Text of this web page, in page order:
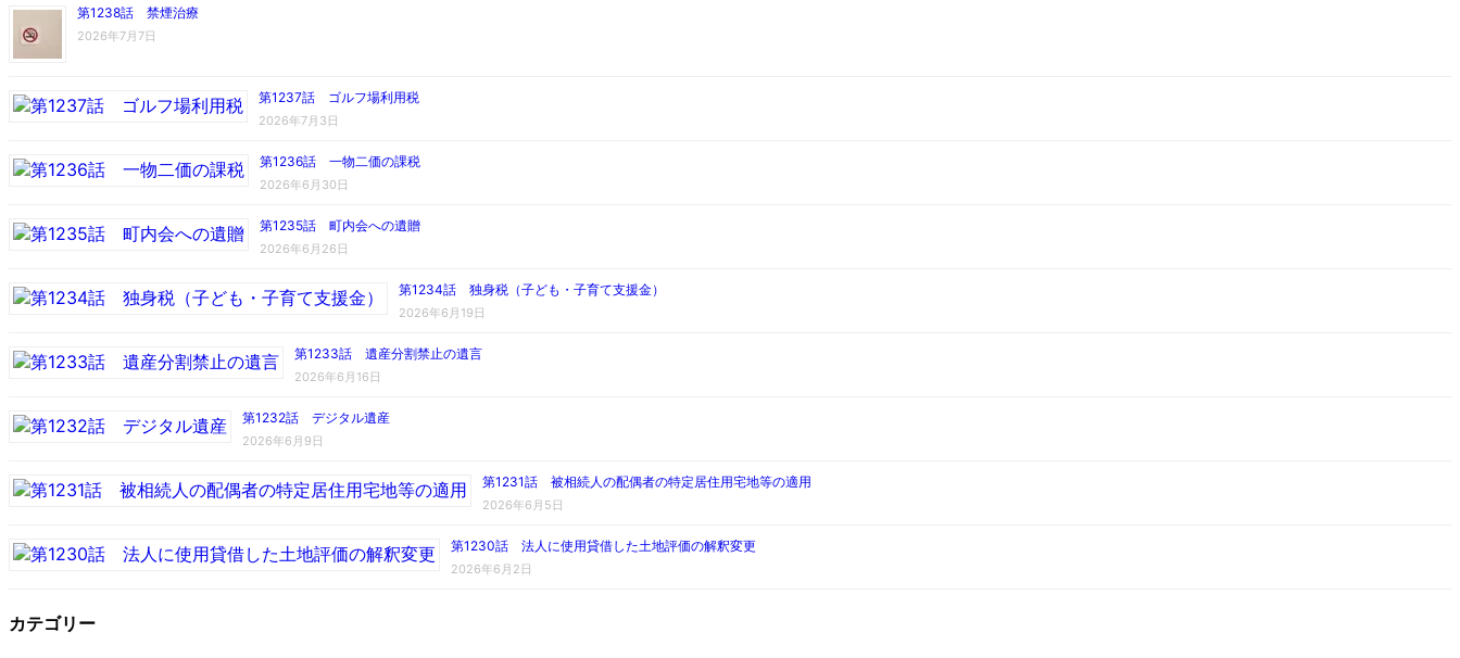
第1238話 禁煙治療
2026年7月7日
第1237話 ゴルフ場利用税
2026年7月3日
第1236話 一物二価の課税
2026年6月30日
第1235話 町内会への遺贈
2026年6月26日
第1234話 独身税（子ども・子育て支援金）
2026年6月19日
第1233話 遺産分割禁止の遺言
2026年6月16日
第1232話 デジタル遺産
2026年6月9日
第1231話 被相続人の配偶者の特定居住用宅地等の適用
2026年6月5日
第1230話 法人に使用貸借した土地評価の解釈変更
2026年6月2日
カテゴリー